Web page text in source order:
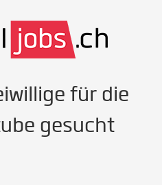
für die
gesucht